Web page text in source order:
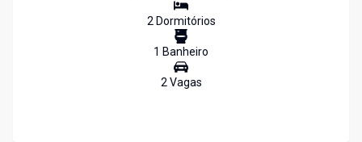
2Dormitórios
1 Banheiro
2Vagas